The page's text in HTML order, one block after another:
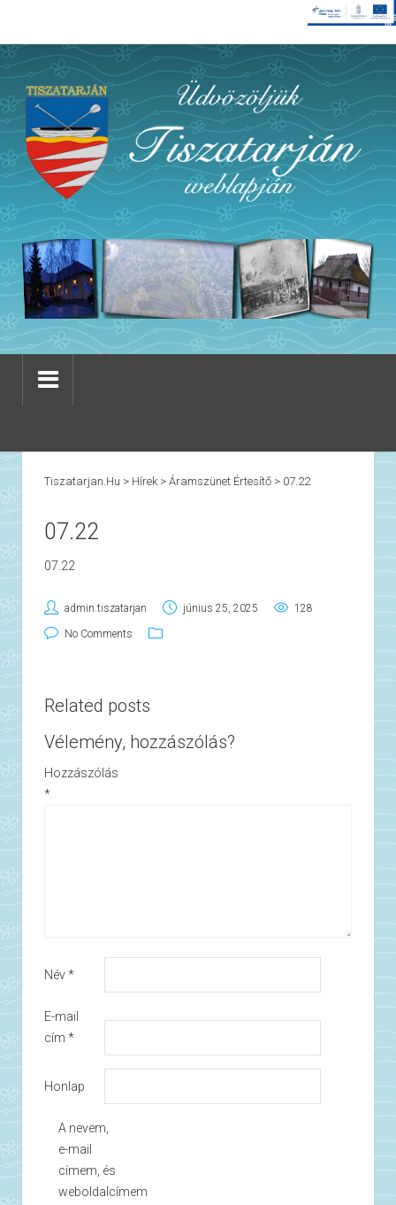
Tiszatarjan.hu > Hírek> Áramszünet Értesítő > 07.22
07.22
07.22
admin.tiszatarjan június 25, 2025 128
No Comments
Related posts
Vélemény, hozzászólás?
Hozzászólás
*
Név*
E-mail
cím *
Honlap
A nevem,
e-mail
címem, és
weboldalcímem